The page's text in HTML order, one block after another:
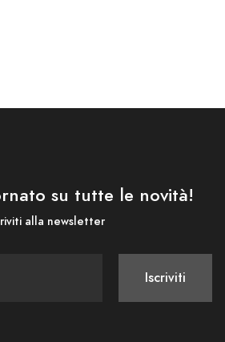
su tutte le novità!
alla newsletter
Iscriviti